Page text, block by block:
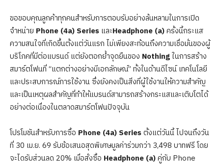
ขอขอบคุณลูกค้าทุกคนสำหรับการตอบรับอย่างล้นหลามในการเปิด
จำหน่าย Phone (4a) Series และHeadphone (a)ครั้งนี้กระแส
ความสนใจที่เกิดขึ้นตั้งแต่วันแรก ไม่เพียงสะท้อนถึงความเชื่อมั่นของผู้
บริโภคที่มีต่อแบรนด์ แต่ยังตอกย้ำจุดยืนของ Nothingในการสร้าง
สมาร์ตโฟนที่ “แตกต่างอย่างมีเอกลักษณ์” ทั้งในด้านดีไซน์ เทคโนโลยี
และประสบการณ์การใช้งาน ซึ่งยังคงเป็นสิ่งที่ผู้ใช้งานให้ความสำคัญ
และเป็นเหตุผลสำคัญที่ทำให้แบรนด์สามารถสร้างกระแสและเติบโตได้
อย่างต่อเนื่องในตลาดสมาร์ตโฟนปัจจุบัน
โปรโมชันสำหรับการซื้อ Phone (4a) Seriesตั้งแต่วันนี้ ไปจนถึงวัน
ที่ 30 เม.ย. 69 รับข้อเสนอสุดพิเศษมูลค่าร่วมกว่า 3,498 บาทฟรี โดย
จะไดรับส่วนลด 20% เมื่อสั่งซื้อ Headphone (a)คู่กับ Phone